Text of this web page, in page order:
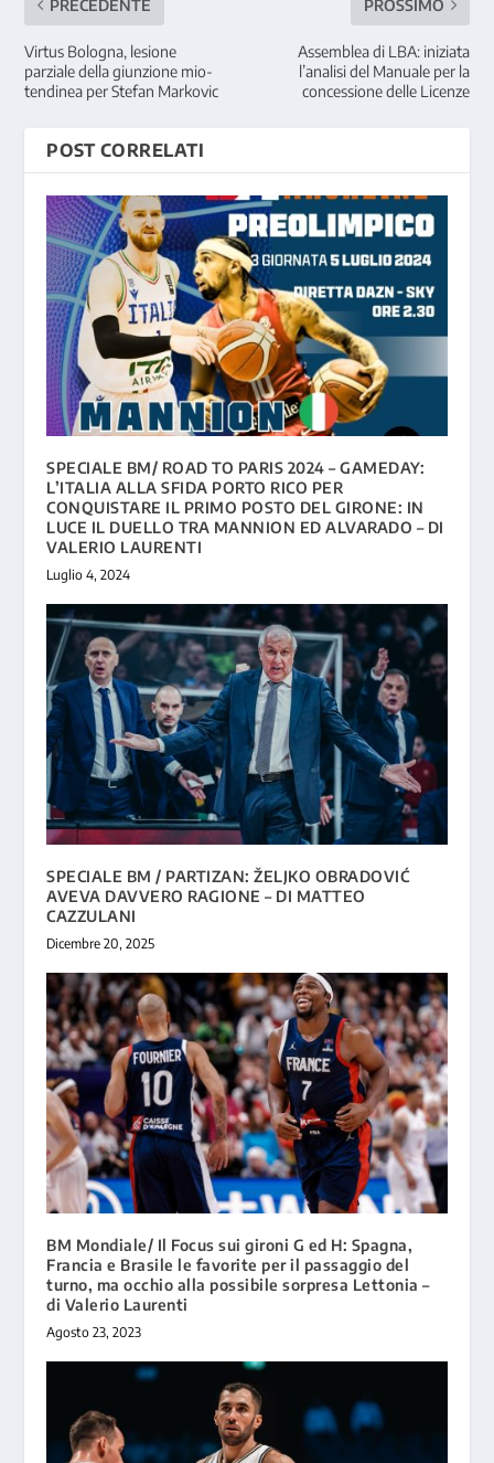
PRECEDENTE
Virtus Bologna, lesione
parziale della giunzione mio-
tendinea per Stefan Markovic
PROSSIMO
Assemblea di LBA: iniziata
l’analisi del Manuale per la
concessione delle Licenze
POST CORRELATI
SPECIALE BM/ ROAD TO PARIS 2024 – GAMEDAY:
L’ITALIA ALLA SFIDA PORTO RICO PER
CONQUISTARE IL PRIMO POSTO DEL GIRONE: IN
LUCE IL DUELLO TRA MANNION ED ALVARADO – DI
VALERIO LAURENTI
Luglio 4, 2024
SPECIALE BM / PARTIZAN: ŽELJKO OBRADOVIĆ
AVEVA DAVVERO RAGIONE – DI MATTEO
CAZZULANI
Dicembre 20, 2025
BM Mondiale/ Il Focus sui gironi G ed H: Spagna,
Francia e Brasile le favorite per il passaggio del
turno, ma occhio alla possibile sorpresa Lettonia –
di Valerio Laurenti
Agosto 23, 2023